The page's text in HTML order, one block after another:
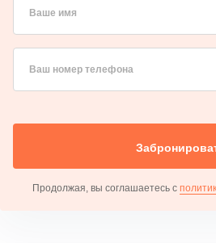
Ваше имя
Ваш номер телефона
Продолжая, вы соглашаетесь с